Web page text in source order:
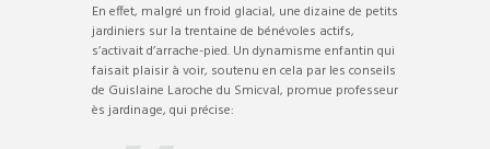
En effet, malgré un froid glacial, une dizaine de petits
jardiniers sur la trentaine de bénévoles actifs,
s’activait d’arrache-pied. Un dynamisme enfantin qui
faisait plaisir à voir, soutenu en cela par les conseils
de Guislaine Laroche du Smicval, promue professeur
ès jardinage, qui précise: